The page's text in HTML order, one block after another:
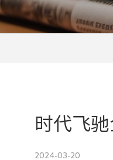
时代飞
2024-03-20